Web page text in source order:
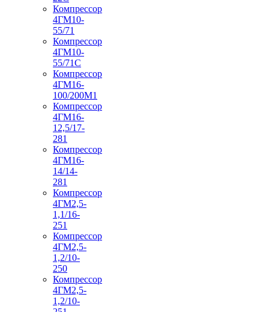
Компрессор
4ГМ10-
55/71
Компрессор
4ГМ10-
55/71С
Компрессор
4ГМ16-
100/200М1
Компрессор
4ГМ16-
12,5/17-
281
Компрессор
4ГМ16-
14/14-
281
Компрессор
4ГМ2,5-
1,1/16-
251
Компрессор
4ГМ2,5-
1,2/10-
250
Компрессор
4ГМ2,5-
1,2/10-